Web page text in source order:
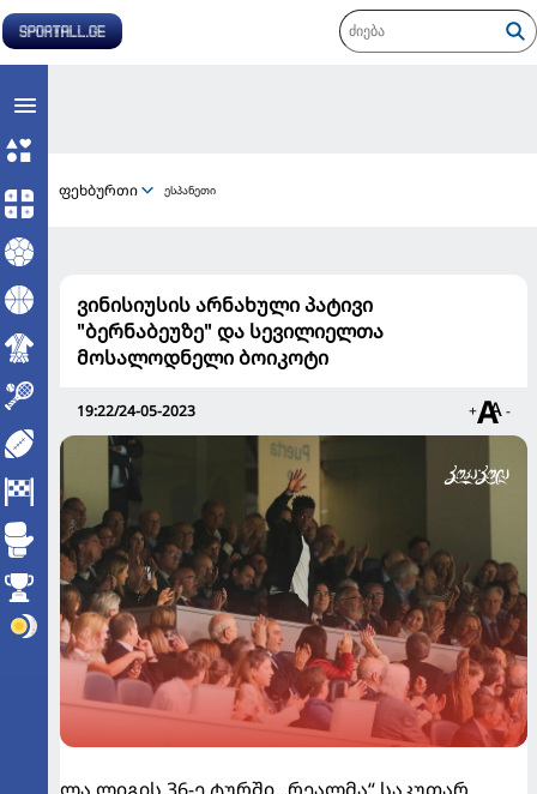
ფეხბურთი ესპანეთი
ვინისიუსის არნახული პატივი
"ბერნაბეუზე" და სევილიელთა
მოსალოდნელი ბოიკოტი
19:22/24-05-2023 + -